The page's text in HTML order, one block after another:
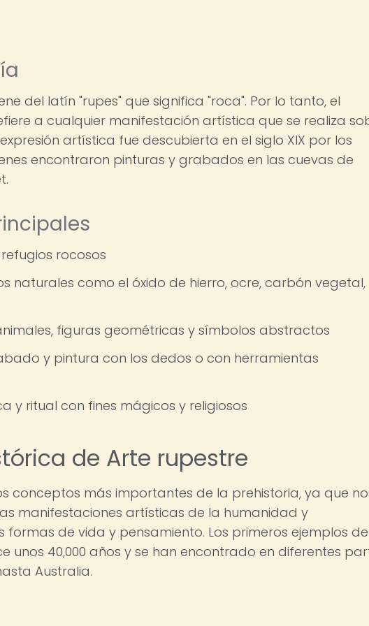
del latín "rupes" que significa "roca". Por lo tanto, el
a cualquier manifestación artística que se realiza
artística fue descubierta en el siglo XIX por los
encontraron pinturas y grabados en las cuevas de
rocosos
naturales como el óxido de hierro, ocre, carbón vegetal,
figuras geométricas y símbolos abstractos
y pintura con los dedos o con herramientas
y ritual con fines mágicos y religiosos
de Arte rupestre
conceptos más importantes de la prehistoria, ya que
manifestaciones artísticas de la humanidad y
de vida y pensamiento. Los primeros ejemplos de
unos 40,000 años y se han encontrado en diferentes
Australia.